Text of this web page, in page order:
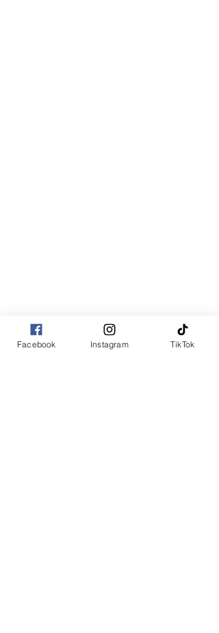
Facebook Instagram TikTok